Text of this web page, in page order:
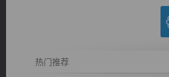
热门推荐